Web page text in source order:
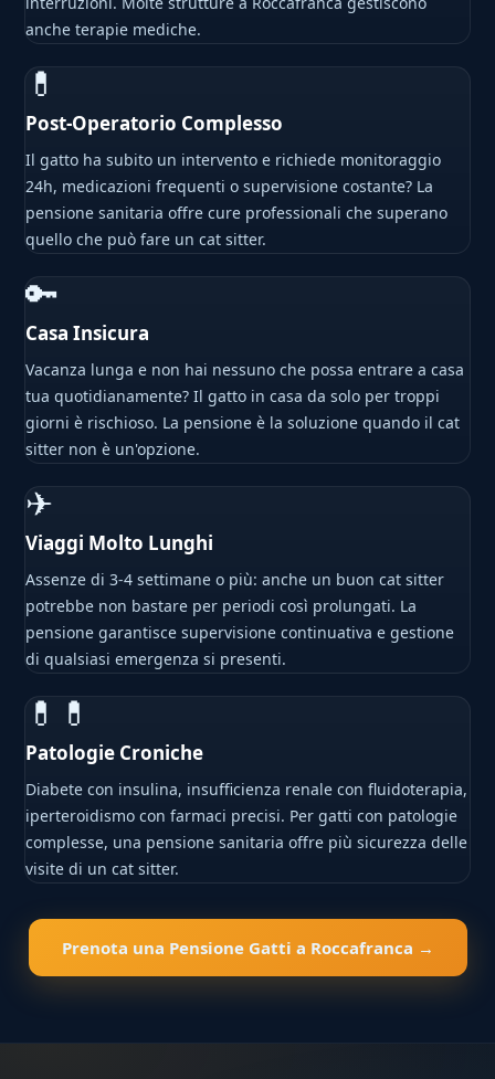
anche terapie mediche.
💊
Post-Operatorio Complesso
Il gatto ha subito un intervento e richiede monitoraggio
24h, medicazioni frequenti o supervisione costante? La
pensione sanitaria offre cure professionali che superano
quello che può fare un cat sitter.
🔑
Casa Insicura
Vacanza lunga e non hai nessuno che possa entrare a casa
tua quotidianamente? Il gatto in casa da solo per troppi
giorni è rischioso. La pensione è la soluzione quando il cat
sitter non è un'opzione.
✈
Viaggi Molto Lunghi
Assenze di 3-4 settimane o più: anche un buon cat sitter
potrebbe non bastare per periodi così prolungati. La
pensione garantisce supervisione continuativa e gestione
di qualsiasi emergenza si presenti.
💊💊
Patologie Croniche
Diabete con insulina, insufficienza renale con fluidoterapia,
iperteroidismo con farmaci precisi. Per gatti con patologie
complesse, una pensione sanitaria offre più sicurezza delle
visite di un cat sitter.
Prenota una Pensione Gatti a Roccafranca →